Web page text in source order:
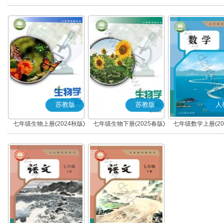
秋版)(部编版)
春版)(部编版)
苏教版
七年级生物上册(2024秋版)
苏教版
七年级生物下册(2025春版)
人
七年级数学上册